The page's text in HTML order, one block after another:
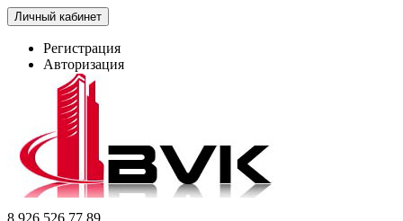
Личный кабинет
Регистрация
Авторизация
8 926 526 77 89